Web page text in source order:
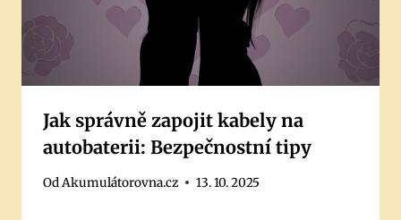
Jak správně zapojit kabely na
autobaterii: Bezpečnostní tipy
OdAkumulátorovna.cz 13. 10. 2025